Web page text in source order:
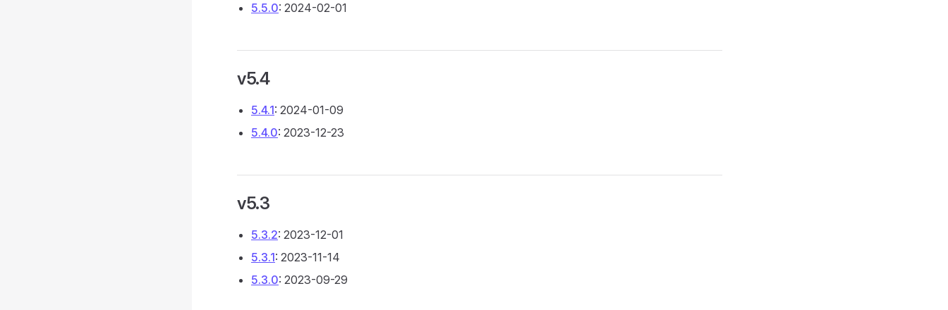
5.5.0: 2024-02-01
v5.4
5.4.1: 2024-01-09
5.4.0: 2023-12-23
v5.3
5.3.2: 2023-12-01
5.3.1: 2023-11-14
5.3.0: 2023-09-29